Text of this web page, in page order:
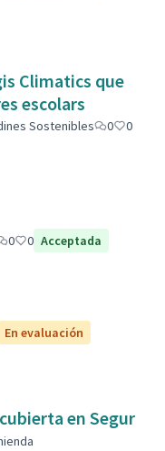
Climatics que
escolars
Sostenibles 0
0
0 0 Acceptada
En evaluación
en Segur